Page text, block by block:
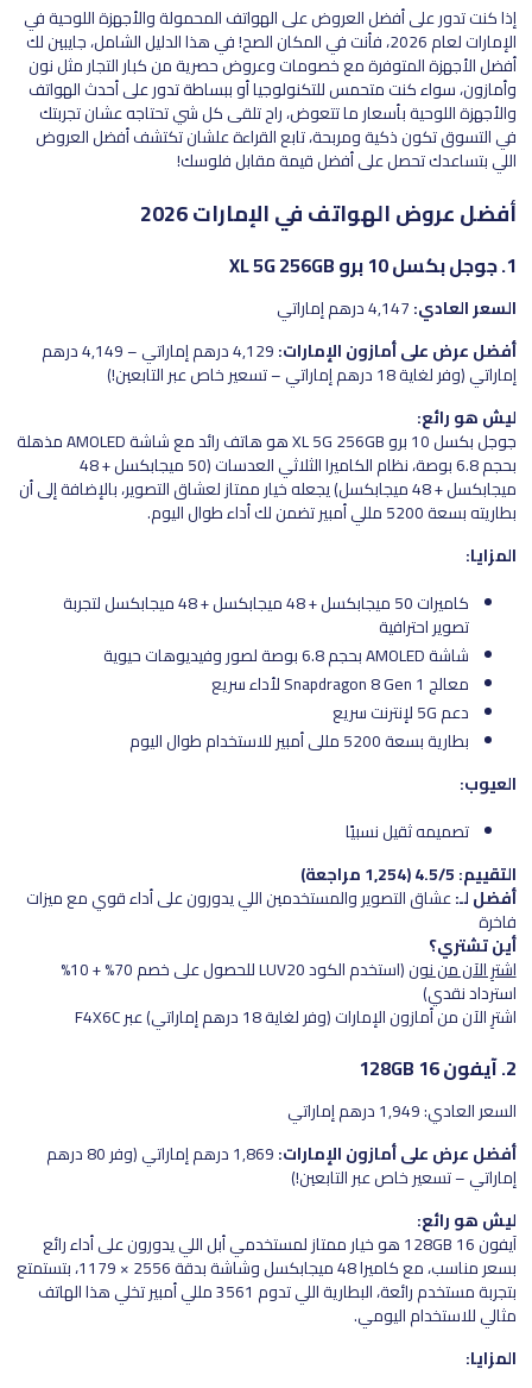
إذا كنت تدور على أفضل العروض على الهواتف المحمولة والأجهزة اللوحية في
الإمارات لعام 2026، فأنت في المكان الصح! في هذا الدليل الشامل، جايبين لك
أفضل الأجهزة المتوفرة مع خصومات وعروض حصرية من كبار التجار مثل نون
وأمازون، سواء كنت متحمس للتكنولوجيا أو ببساطة تدور على أحدث الهواتف
والأجهزة اللوحية بأسعار ما تتعوض، راح تلقى كل شي تحتاجه عشان تجربتك
في التسوق تكون ذكية ومربحة، تابع القراءة علشان تكتشف أفضل العروض
اللي بتساعدك تحصل على أفضل قيمة مقابل فلوسك!
أفضل عروض الهواتف في الإمارات 2026
1. جوجل بكسل 10 برو XL 5G 256GB
السعر العادي:
أفضل عرض على أمازون الإمارات:
4,129 درهم إماراتي – 4,149 درهم
إماراتي (وفر لغاية 18 درهم إماراتي – تسعير خاص عبر التابعين!)
ليش هو رائع:
جوجل بكسل 10 برو XL 5G 256GB هو هاتف رائد مع شاشة AMOLED مذهلة
بحجم 6.8 بوصة، نظام الكاميرا الثلاثي العدسات (50 ميجابكسل + 48
ميجابكسل + 48 ميجابكسل) يجعله خيار ممتاز لعشاق التصوير، بالإضافة إلى أن
بطاريته بسعة 5200 مللي أمبير تضمن لك أداء طوال اليوم.
المزايا:
كاميرات 50 ميجابكسل + 48 ميجابكسل + 48 ميجابكسل لتجربة
تصوير احترافية
شاشة AMOLED بحجم 6.8 بوصة لصور وفيديوهات حيوية
معالج Snapdragon 8 Gen 1 لأداء سريع
دعم 5G لإنترنت سريع
بطارية بسعة 5200 مللي أمبير للاستخدام طوال اليوم
العيوب:
تصميمه ثقيل نسبيًا
التقييم: 4.5/5 (1,254 مراجعة)
أفضل لـ:عشاق التصوير والمستخدمين اللي يدورون على أداء قوي مع ميزات
فاخرة
أين تشتري؟
اشترِ الآن من نون (استخدم الكود LUV20 للحصول على خصم 70% + 10%
استرداد نقدي)
اشترِ الآن من أمازون الإمارات (وفر لغاية 18 درهم إماراتي) عبر F4X6C
2. آيفون 16 128GB
السعر العادي: 1,949 درهم إماراتي
أفضل عرض على أمازون الإمارات:
1,869 درهم إماراتي (وفر 80 درهم
إماراتي – تسعير خاص عبر التابعين!)
ليش هو رائع:
آيفون 16 128GB هو خيار ممتاز لمستخدمي أبل اللي يدورون على أداء رائع
بسعر مناسب، مع كاميرا 48 ميجابكسل وشاشة بدقة 2556 × 1179، بتستمتع
بتجربة مستخدم رائعة، البطارية اللي تدوم 3561 مللي أمبير تخلي هذا الهاتف
مثالي للاستخدام اليومي.
المزايا: